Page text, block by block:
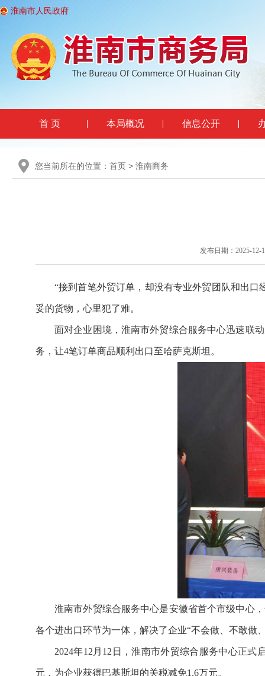
淮南市人民政府
首 页 本局概况 信息公开
您当前所在的位置： 首页 > 淮南商务
发布日期：2025-12-
“接到首笔外贸订单，却没有专业外贸团队和出
妥的货物，心里犯了难。
面对企业困境，淮南市外贸综合服务中心迅速联
务，让4笔订单商品顺利出口至哈萨克斯坦。
淮南市外贸综合服务中心是安徽省首个市级中心
各个进出口环节为一体，解决了企业“不会做、不敢做
2024年12月12日，淮南市外贸综合服务中心正
元，为企业获得巴基斯坦的关税减免1.6万元。